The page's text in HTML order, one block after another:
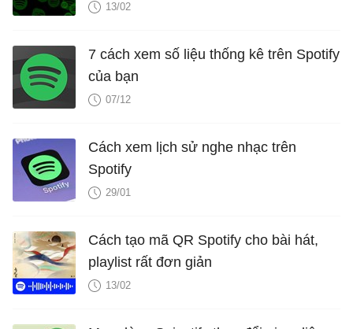
13/02
7 cách xem số liệu thống kê trên Spotify
của bạn
07/12
Cách xem lịch sử nghe nhạc trên
Spotify
29/01
Cách tạo mã QR Spotify cho bài hát,
playlist rất đơn giản
13/02